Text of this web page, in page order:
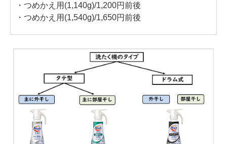
・つめかえ用(1,140g)/1,200円前後
・つめかえ用(1,540g)/1,650円前後